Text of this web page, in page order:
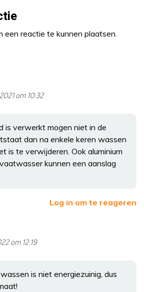
een reactie te kunnen plaatsen.
om 10:32
is verwerkt mogen niet in de
dan na enkele keren wassen
is te verwijderen. Ook aluminium
kunnen een aanslag
Log in om te reageren
om 12:19
is niet energiezuinig, dus